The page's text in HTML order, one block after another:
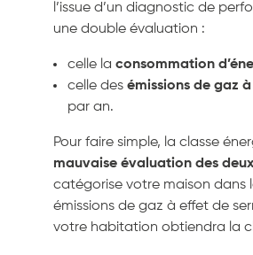
l’issue d’un diagnostic de
une double évaluation :
celle la consommation
celle des émissions de gaz
par an.
Pour faire simple, la classe
mauvaise évaluation des deux
catégorise votre maison dans
émissions de gaz à effet de
votre habitation obtiendra la